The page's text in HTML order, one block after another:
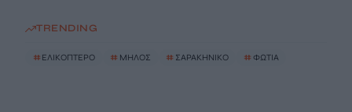
TRENDING
# ΕΛΙΚΟΠΤΕΡΟ # ΜΗΛΟΣ # ΣΑΡΑΚΗΝΙΚΟ # ΦΩΤΙΑ